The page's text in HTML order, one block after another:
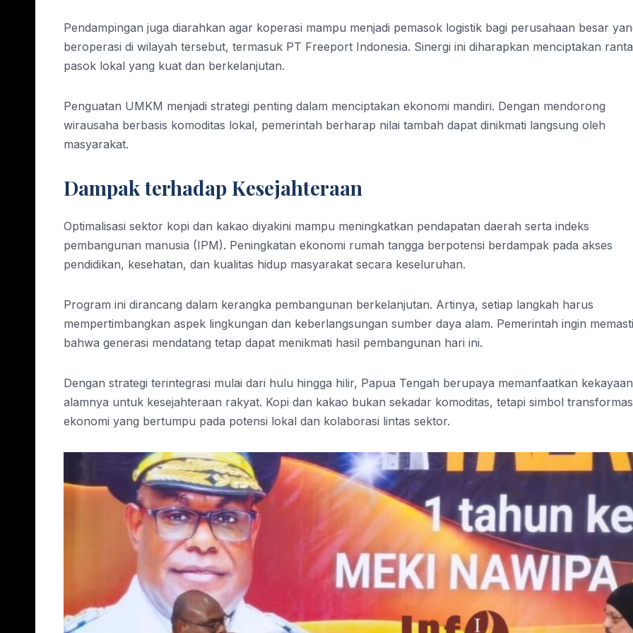
Pendampingan juga diarahkan agar koperasi mampu menjadi pemasok logistik bagi perusahaan besar
beroperasi di wilayah tersebut, termasuk PT Freeport Indonesia. Sinergi ini diharapkan menciptakan
pasok lokal yang kuat dan berkelanjutan.
Penguatan UMKM menjadi strategi penting dalam menciptakan ekonomi mandiri. Dengan mendorong
wirausaha berbasis komoditas lokal, pemerintah berharap nilai tambah dapat dinikmati langsung oleh
masyarakat.
Dampak terhadap Kesejahteraan
Optimalisasi sektor kopi dan kakao diyakini mampu meningkatkan pendapatan daerah serta indeks
pembangunan manusia (IPM). Peningkatan ekonomi rumah tangga berpotensi berdampak pada akses
pendidikan, kesehatan, dan kualitas hidup masyarakat secara keseluruhan.
Program ini dirancang dalam kerangka pembangunan berkelanjutan. Artinya, setiap langkah harus
mempertimbangkan aspek lingkungan dan keberlangsungan sumber daya alam. Pemerintah ingin
bahwa generasi mendatang tetap dapat menikmati hasil pembangunan hari ini.
Dengan strategi terintegrasi mulai dari hulu hingga hilir, Papua Tengah berupaya memanfaatkan kekayaan
alamnya untuk kesejahteraan rakyat. Kopi dan kakao bukan sekadar komoditas, tetapi simbol
ekonomi yang bertumpu pada potensi lokal dan kolaborasi lintas sektor.